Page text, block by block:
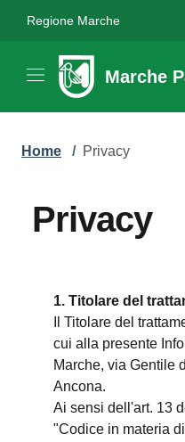
Regione Marche
Marche
Home / Privacy
Privacy
1. Titolare del
Il Titolare del
cui alla presente
Marche, via Gentile
Ancona.
Ai sensi dell'art. 13
"Codice in materia